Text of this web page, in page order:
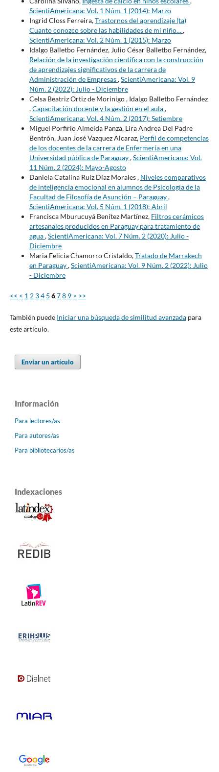
ScientiAmericana: Vol. 1 Núm. 1 (2014): Marzo
Ingrid Closs Ferreira,Trastornos del aprendizaje (ta)
Cuanto conozco sobre las habilidades de mi niño…,
ScientiAmericana: Vol. 2 Núm. 1 (2015): Marzo
Idalgo Balletbo Fernández, Julio César Balletbo Fernández,
Relación de la investigación científica con la construcción
de aprendizajes significativos de la carrera de
Administración de Empresas,ScientiAmericana: Vol. 9
Núm. 2 (2022): Julio - Diciembre
Celsa Beatriz Ortiz de Morinigo , Idalgo Balletbo Fernández
,Capacitación docente y la gestión en el aula,
ScientiAmericana: Vol. 4 Núm. 2 (2017): Setiembre
Miguel Porfirio Almeida Panza, Lira Andrea Del Padre
Bentrón, Juan José Vazquez Alcaraz, Perfil de competencias
de los docentes de la carrera de Enfermería en una
Universidad pública de Paraguay,ScientiAmericana: Vol.
11 Núm. 2 (2024): Mayo-Agosto
Daniela Catalina Ruíz Díaz Morales , Niveles comparativos
de inteligencia emocional en alumnos de Psicología de la
Facultad de Filosofía de Asunción – Paraguay,
ScientiAmericana: Vol. 5 Núm. 1 (2018): Abril
Francisca Mburucuyá Benítez Martínez, Filtros cerámicos
artesanales producidos en Paraguay para tratamiento de
agua,ScientiAmericana: Vol. 7 Núm. 2 (2020): Julio -
Diciembre
Maria Felicia Chamorro Cristaldo,Tratado de Marrakech
en Paraguay,ScientiAmericana: Vol. 9 Núm. 2 (2022): Julio
- Diciembre
<< < 1 2 34 5 678 9 > >>
También puede Iniciar una búsqueda de similitud avanzadapara
este artículo.
Enviar un artículo
Información
Para lectores/as
Para autores/as
Para bibliotecarios/as
Indexaciones